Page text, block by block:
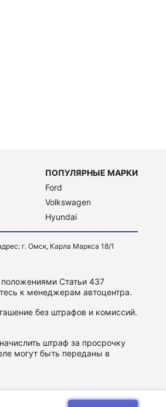
ПОПУЛЯРНЫЕ МАРКИ
Ford
Volkswagen
Hyundai
г. Омск, Карла Маркса 18/1
Статьи 437
к менеджерам автоцентра.
без штрафов и комиссий.
штраф за просрочку
могут быть переданы в